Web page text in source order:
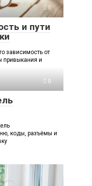
0
и пути
зависимость от
привыкания и
0
коды, разъёмы и